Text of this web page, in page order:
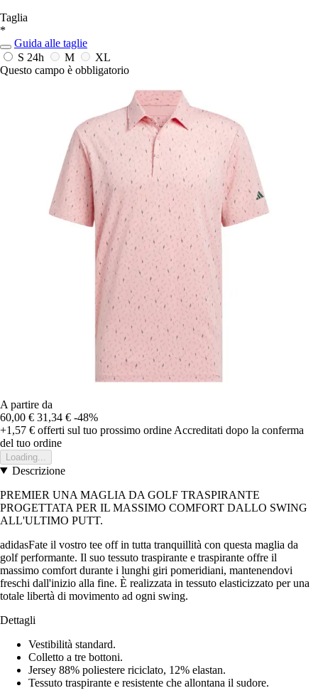
Taglia
*
Guida alle taglie
S 24h M
XL
Questo campo è obbligatorio
A partire da
60,00 € 31,34 € -48%
+1,57 € offerti sul tuo prossimo ordine Accreditati dopo la conferma
del tuo ordine
Loading...
Descrizione
PREMIER UNA MAGLIA DA GOLF TRASPIRANTE
PROGETTATA PER IL MASSIMO COMFORT DALLO SWING
ALL'ULTIMO PUTT.
adidasFate il vostro tee off in tutta tranquillità con questa maglia da
golf performante. Il suo tessuto traspirante e traspirante offre il
massimo comfort durante i lunghi giri pomeridiani, mantenendovi
freschi dall'inizio alla fine. È realizzata in tessuto elasticizzato per una
totale libertà di movimento ad ogni swing.
Dettagli
Vestibilità standard.
Colletto a tre bottoni.
Jersey 88% poliestere riciclato, 12% elastan.
Tessuto traspirante e resistente che allontana il sudore.